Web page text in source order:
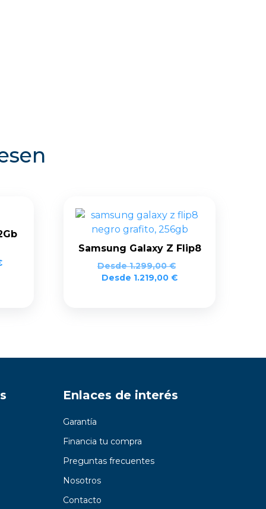
El
Samsung Galaxy Z Flip8
Desde1.299,00€
Desde 1.219,00 €
Enlaces de interés
Garantía
Financia tu compra
Preguntas frecuentes
Nosotros
Contacto